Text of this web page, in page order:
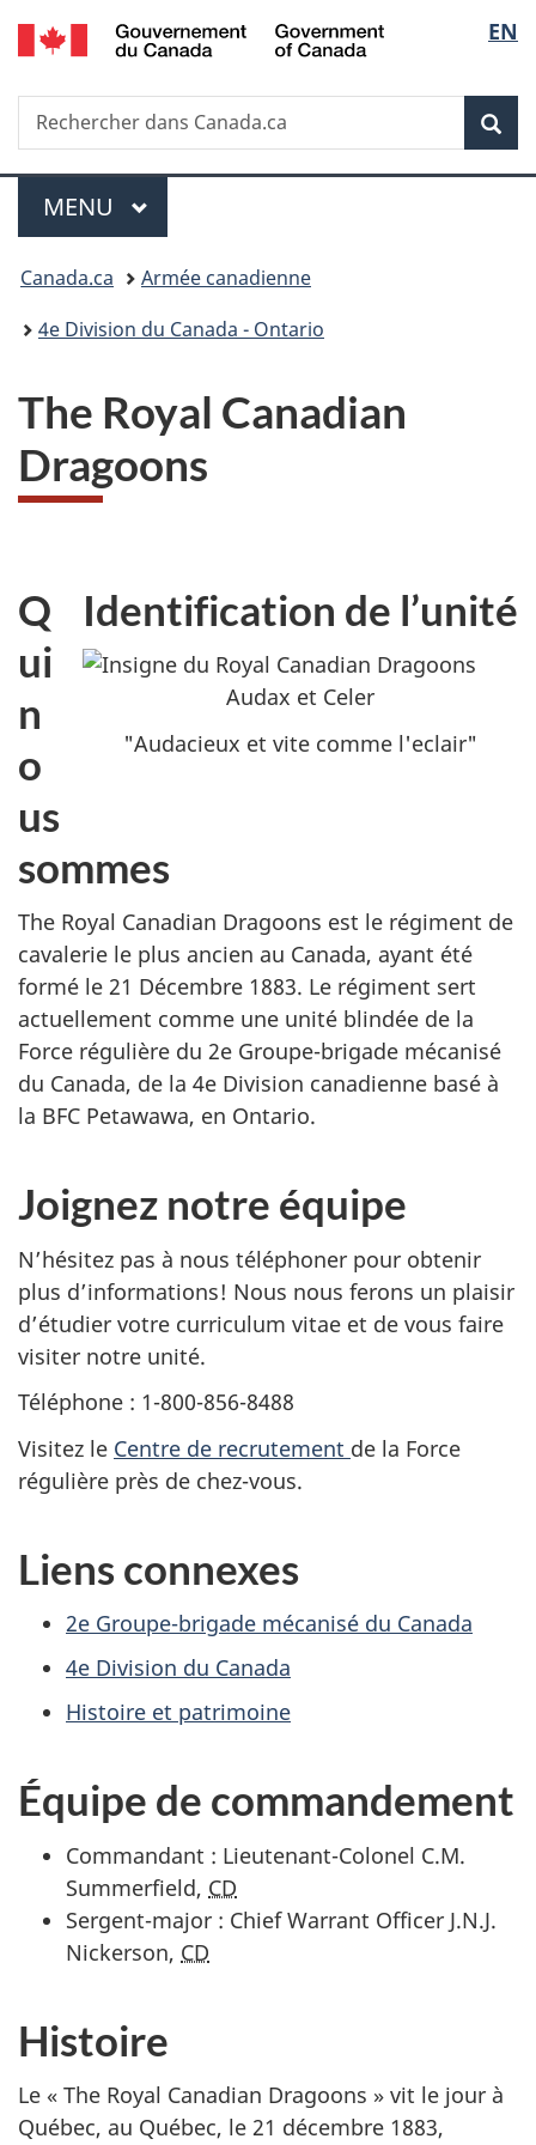
Passer
au
principal
Passer
à
Au
du
Passer
à
version
simplifiée
de
la
EN
Recherche
Rechercher
dans
Menu
MENU PRINCIPAL
Vous
êtes
Canada.ca
Armée canadienne
4e Division du Canada - Ontario
The Royal Canadian
Dragoons
Identification de l’unité
Audax et Celer
"Audacieux et vite comme l'eclair"
Q
ui
n
o
us
sommes
The Royal Canadian Dragoons est le régiment de
cavalerie le plus ancien au Canada, ayant été
formé le 21 Décembre 1883. Le régiment sert
actuellement comme une unité blindée de la
Force régulière du 2e Groupe-brigade mécanisé
du Canada, de la 4e Division canadienne basé à
la BFC Petawawa, en Ontario.
Joignez notre équipe
N’hésitez pas à nous téléphoner pour obtenir
plus d’informations! Nous nous ferons un plaisir
d’étudier votre curriculum vitae et de vous faire
visiter notre unité.
Téléphone : 1-800-856-8488
Visitez le Centre de recrutement de la Force
régulière près de chez-vous.
Liens connexes
2e Groupe-brigade mécanisé du Canada
4e Division du Canada
Histoire et patrimoine
Équipe de commandement
Commandant : Lieutenant-Colonel C.M.
Summerfield, CD
Sergent-major : Chief Warrant Officer J.N.J.
Nickerson, CD
Histoire
Le « The Royal Canadian Dragoons » vit le jour à
Québec, au Québec, le 21 décembre 1883,